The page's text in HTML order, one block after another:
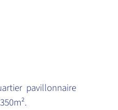
pavillonnaire